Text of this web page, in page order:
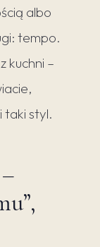
albo
tempo.
kuchni –
taki styl.